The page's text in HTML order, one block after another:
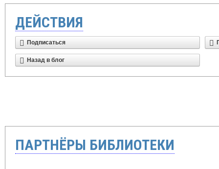
ДЕЙСТВИЯ
Подписаться
Назад в блог
ПАРТНЁРЫ БИБЛИОТЕКИ